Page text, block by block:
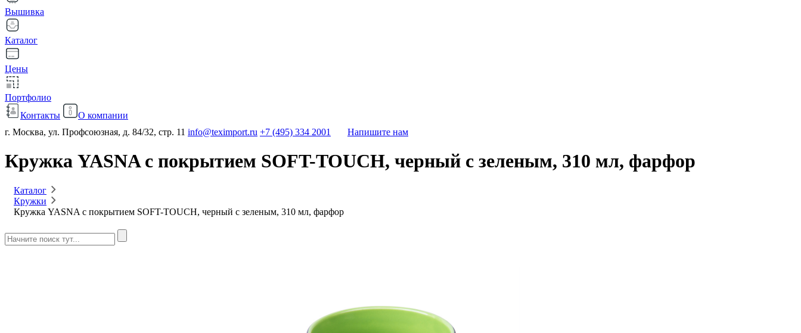
Вышивка
Каталог
Цены
Портфолио
Контакты
О компании
г. Москва, ул. Профсоюзная, д. 84/32, стр. 11 info@teximport.ru +7 (495) 334 2001 Напишите нам
Кружка YASNA с покрытием SOFT-TOUCH, черный с зеленым, 310 мл, фарфор
Каталог
Кружки
Кружка YASNA с покрытием SOFT-TOUCH, черный с зеленым, 310 мл, фарфор